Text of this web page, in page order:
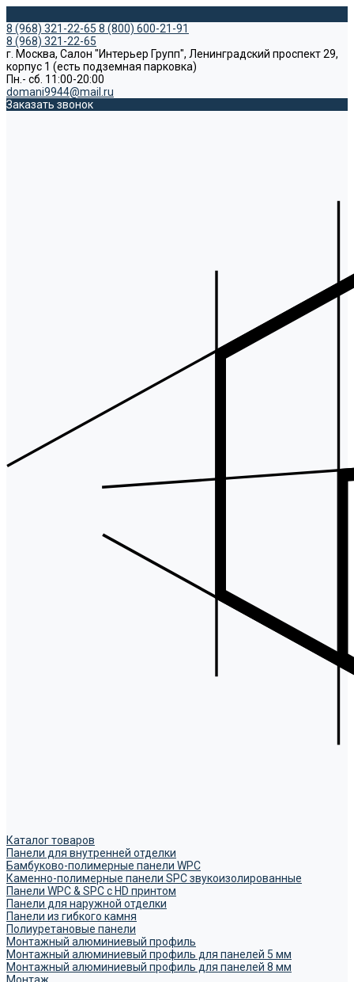
8 (968) 321-22-65 8 (800) 600-21-91
8 (968) 321-22-65
г. Москва, Салон "Интерьер Групп", Ленинградский проспект 29,
корпус 1 (есть подземная парковка)
Пн.- сб. 11:00-20:00
domani9944@mail.ru
Заказать звонок
Каталог товаров
Панели для внутренней отделки
Бамбуково-полимерные панели WPC
Каменно-полимерные панели SPC звукоизолированные
Панели WPC & SPC с HD принтом
Панели для наружной отделки
Панели из гибкого камня
Полиуретановые панели
Монтажный алюминиевый профиль
Монтажный алюминиевый профиль для панелей 5 мм
Монтажный алюминиевый профиль для панелей 8 мм